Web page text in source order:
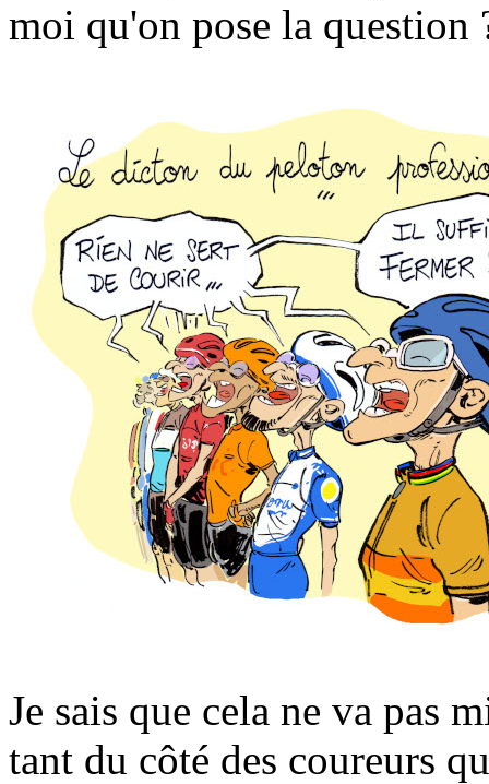
moi qu'on pose la question
Je sais que cela ne va pas
tant du côté des coureurs